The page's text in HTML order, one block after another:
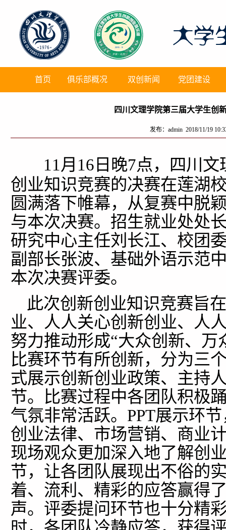
首页 俱乐部概况 双创新闻 党团建设
四川文理学院第三届大学生创
发布：admin 2018/11/19
11月16日晚7点，四川
创业知识竞赛的决赛在莲湖
圆满落下帷幕，从复赛中脱
与本次决赛。招生就业处处
研究中心主任刘长江、校团
副部长张波、基础外语示范
本次决赛评委。
此次创新创业知识竞赛旨
业、人人关心创新创业、人
努力推动形成“大众创新、
比赛环节有所创新，分为三
式展示创新创业政策、主持
节。比赛过程中各团队积极
气氛非常活跃。PPT展示环
创业法律、市场营销、商业
现场观众更加深入地了解创
节，让各团队展现出不俗的
着、流利、精彩的应答赢得
声。评委提问环节也十分精